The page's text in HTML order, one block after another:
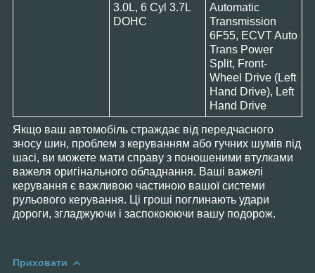
3.0L, 6 Cyl 3.7L
DOHC
Automatic
Transmission
6F55, ECVT Auto
Trans Power
Split, Front-
Wheel Drive (Left
Hand Drive), Left
Hand Drive
Якщо ваш автомобіль страждає від передчасного
зносу шин, проблем з керуванням або гучних шумів під
шасі, ви можете мати справу з поношеними втулками
важеля оригінального обладнання. Ваші важелі
керування є важливою частиною вашої системи
рульового керування. Ці гроші поглинають удари
дороги, згладжуючи і заспокоюючи вашу подорож.
Приховати